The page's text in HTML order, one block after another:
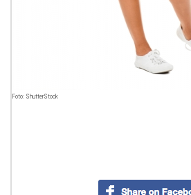
Foto: ShutterStock